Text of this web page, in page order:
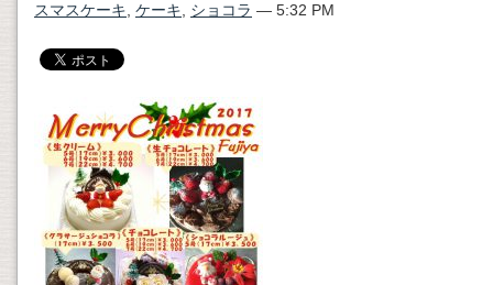
スマスケーキ ケーキ ショコラ — 5:32 PM